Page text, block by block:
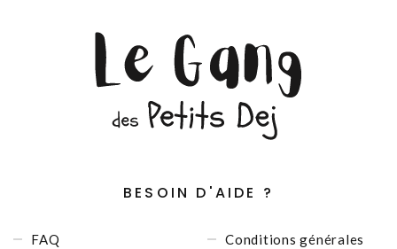
BESOIN D'AIDE ?
FAQ
Conditions générales